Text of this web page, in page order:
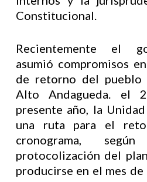
Constitucional.
Recientemente el
asumió compromisos
de retorno del pueblo
Alto Andagueda. el
presente año, la
una ruta para el
cronograma,
protocolización del
producirse en el mes de